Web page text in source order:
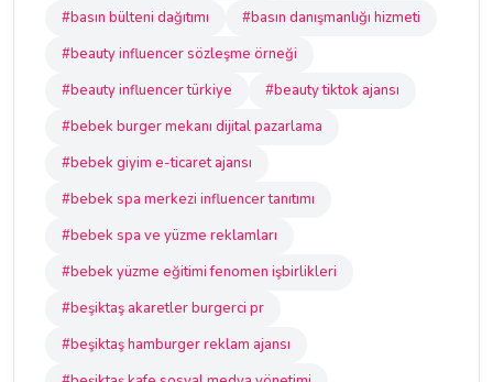
#basın bülteni dağıtımı
#basın danışmanlığı hizmeti
#beauty influencer sözleşme örneği
#beauty influencer türkiye
#beauty tiktok ajansı
#bebek burger mekanı dijital pazarlama
#bebek giyim e-ticaret ajansı
#bebek spa merkezi influencer tanıtımı
#bebek spa ve yüzme reklamları
#bebek yüzme eğitimi fenomen işbirlikleri
#beşiktaş akaretler burgerci pr
#beşiktaş hamburger reklam ajansı